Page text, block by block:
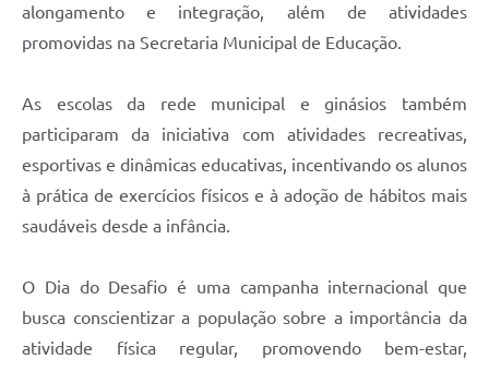
alongamento e integração, além de atividades
promovidas na Secretaria Municipal de Educação.
As escolas da rede municipal e ginásios também
participaram da iniciativa com atividades recreativas,
esportivas e dinâmicas educativas, incentivando os alunos
à prática de exercícios físicos e à adoção de hábitos mais
saudáveis desde a infância.
O Dia do Desafio é uma campanha internacional que
busca conscientizar a população sobre a importância da
atividade física regular, promovendo bem-estar,